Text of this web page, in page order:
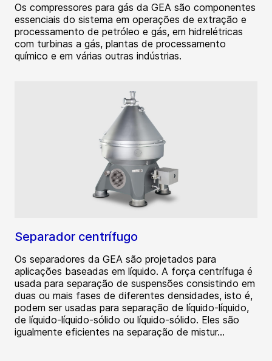
Os compressores para gás da GEA são componentes
essenciais do sistema em operações de extração e
processamento de petróleo e gás, em hidrelétricas
com turbinas a gás, plantas de processamento
químico e em várias outras indústrias.
Separador centrífugo
Os separadores da GEA são projetados para
aplicações baseadas em líquido. A força centrífuga é
usada para separação de suspensões consistindo em
duas ou mais fases de diferentes densidades, isto é,
podem ser usadas para separação de líquido-líquido,
de líquido-líquido-sólido ou líquido-sólido. Eles são
igualmente eficientes na separação de mistur...